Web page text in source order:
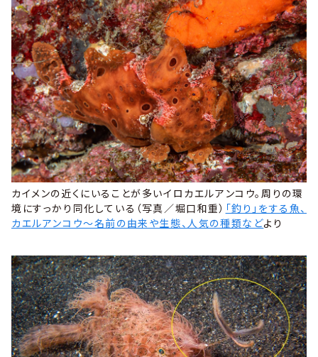
カイメンの近くにいることが多いイロカエルアンコウ。周りの環
境にすっかり同化している（写真／堀口和重） 「釣り」をする魚、
カエルアンコウ～名前の由来や生態、人気の種類などより